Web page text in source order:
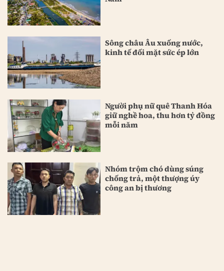
Sông châu Âu xuống nước,
kinh tế đối mặt sức ép lớn
Người phụ nữ quê Thanh Hóa
giữ nghề hoa, thu hơn tỷ đồng
mỗi năm
Nhóm trộm chó dùng súng
chống trả, một thượng úy
công an bị thương